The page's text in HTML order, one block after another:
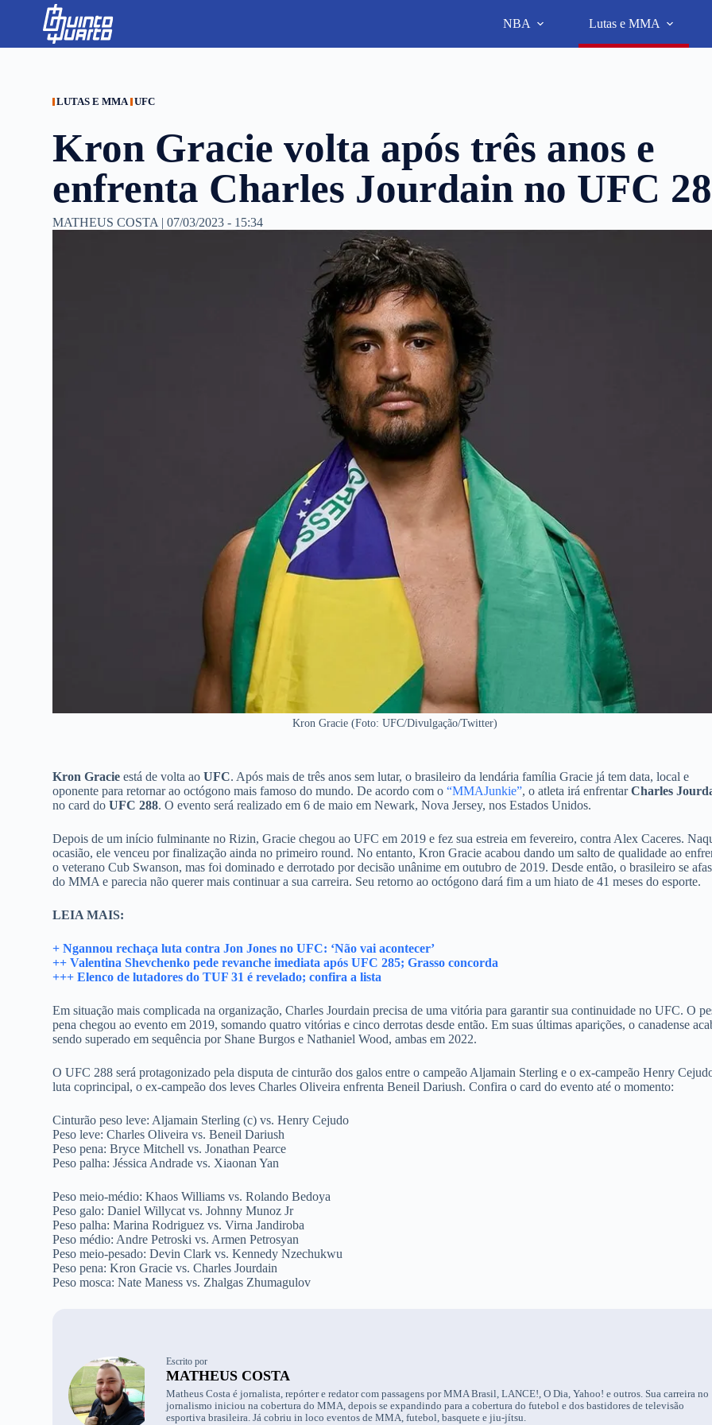
p
NBA Lutas e MMA
LUTAS E MMA UFC
Kron Gracie volta após três anos e
enfrenta Charles Jourdain no UFC
MATHEUS COSTA |07/03/2023 - 15:34
Kron Gracie (Foto: UFC/Divulgação/Twitter)
Kron Gracie está de volta aoUFC. Após mais de três anos sem lutar, o brasileiro da lendária família Gracie já tem data, local e
oponente para retornar ao octógono mais famoso do mundo. De acordo com o“MMAJunkie”, o atleta irá enfrentarCharles
no card doUFC 288. O evento será realizado em 6 de maio em Newark, Nova Jersey, nos Estados Unidos.
Depois de um início fulminante no Rizin, Gracie chegou ao UFC em 2019 e fez sua estreia em fevereiro, contra Alex Caceres.
ocasião, ele venceu por finalização ainda no primeiro round. No entanto, Kron Gracie acabou dando um salto de qualidade ao
o veterano Cub Swanson, mas foi dominado e derrotado por decisão unânime em outubro de 2019. Desde então, o brasileiro se
do MMA e parecia não querer mais continuar a sua carreira. Seu retorno ao octógono dará fim a um hiato de 41 meses do esporte.
LEIA MAIS:
+ Ngannou rechaça luta contra Jon Jones no UFC: ‘Não vai acontecer’
++ Valentina Shevchenko pede revanche imediata após UFC 285; Grasso concorda
+++ Elenco de lutadores do TUF 31 é revelado; confira a lista
Em situação mais complicada na organização, Charles Jourdain precisa de uma vitória para garantir sua continuidade no UFC. O
pena chegou ao evento em 2019, somando quatro vitórias e cinco derrotas desde então. Em suas últimas aparições, o canadense
sendo superado em sequência por Shane Burgos e Nathaniel Wood, ambas em 2022.
O UFC 288 será protagonizado pela disputa de cinturão dos galos entre o campeão Aljamain Sterling e o ex-campeão Henry
luta coprincipal, o ex-campeão dos leves Charles Oliveira enfrenta Beneil Dariush. Confira o card do evento até o momento:
Cinturão peso leve: Aljamain Sterling (c) vs. Henry Cejudo
Peso leve: Charles Oliveira vs. Beneil Dariush
Peso pena: Bryce Mitchell vs. Jonathan Pearce
Peso palha: Jéssica Andrade vs. Xiaonan Yan
Peso meio-médio: Khaos Williams vs. Rolando Bedoya
Peso galo: Daniel Willycat vs. Johnny Munoz Jr
Peso palha: Marina Rodriguez vs. Virna Jandiroba
Peso médio: Andre Petroski vs. Armen Petrosyan
Peso meio-pesado: Devin Clark vs. Kennedy Nzechukwu
Peso pena: Kron Gracie vs. Charles Jourdain
Peso mosca: Nate Maness vs. Zhalgas Zhumagulov
Escrito por
MATHEUS COSTA
Matheus Costa é jornalista, repórter e redator com passagens por MMA Brasil, LANCE!, O Dia, Yahoo! e outros. Sua carreira no
jornalismo iniciou na cobertura do MMA, depois se expandindo para a cobertura do futebol e dos bastidores de televisão
esportiva brasileira. Já cobriu in loco eventos de MMA, futebol, basquete e jiu-jítsu.